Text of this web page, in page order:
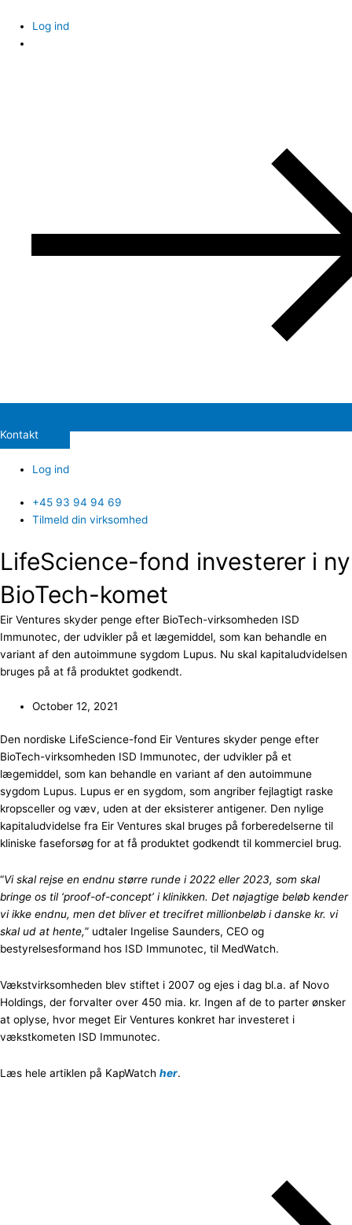
content
Log ind
Kontakt
Log ind
+45 93 94 94 69
Tilmeld din virksomhed
LifeScience-fond investerer i ny
BioTech-komet
Eir Ventures skyder penge efter BioTech-virksomheden ISD
Immunotec, der udvikler på et lægemiddel, som kan behandle en
variant af den autoimmune sygdom Lupus. Nu skal kapitaludvidelsen
bruges på at få produktet godkendt.
October 12, 2021
Den nordiske LifeScience-fond Eir Ventures skyder penge efter
BioTech-virksomheden ISD Immunotec, der udvikler på et
lægemiddel, som kan behandle en variant af den autoimmune
sygdom Lupus. Lupus er en sygdom, som angriber fejlagtigt raske
kropsceller og væv, uden at der eksisterer antigener. Den nylige
kapitaludvidelse fra Eir Ventures skal bruges på forberedelserne til
kliniske faseforsøg for at få produktet godkendt til kommerciel brug.
“Vi skal rejse en endnu større runde i 2022 eller 2023, som skal
bringe os til ‘proof-of-concept’ i klinikken. Det nøjagtige beløb kender
vi ikke endnu, men det bliver et trecifret millionbeløb i danske kr. vi
skal ud at hente,” udtaler Ingelise Saunders, CEO og
bestyrelsesformand hos ISD Immunotec, til MedWatch.
Vækstvirksomheden blev stiftet i 2007 og ejes i dag bl.a. af Novo
Holdings, der forvalter over 450 mia. kr. Ingen af de to parter ønsker
at oplyse, hvor meget Eir Ventures konkret har investeret i
vækstkometen ISD Immunotec.
Læs hele artiklen på KapWatch her.